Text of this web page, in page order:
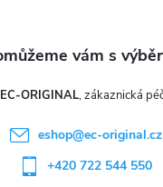
EC-ORIGINAL
eshop@ec-original.cz
+420 722 544 550